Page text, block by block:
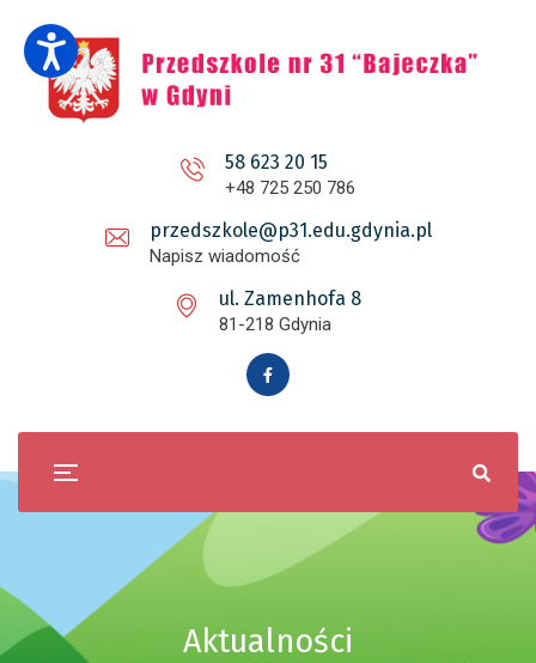
58 623 20 15
+48 725 250 786
przedszkole@p31.edu.gdynia.pl
Napisz wiadomość
ul. Zamenhofa 8
81-218 Gdynia
Aktualności